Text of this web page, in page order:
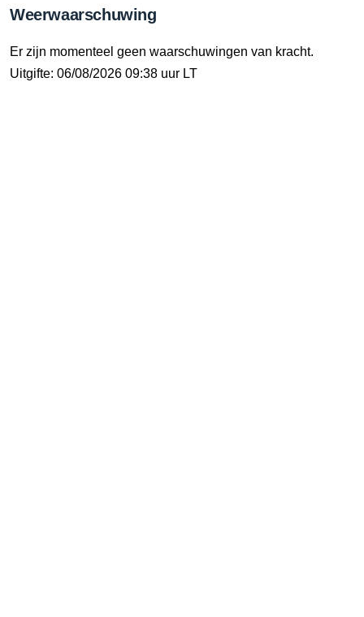
Weerwaarschuwing
Er zijn momenteel geen waarschuwingen van kracht.
Uitgifte: 06/08/2026 09:38 uur LT